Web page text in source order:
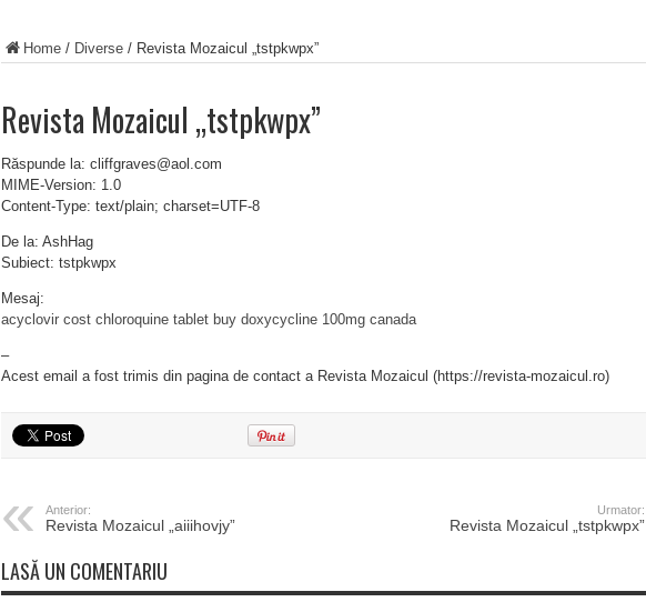
Home / Diverse / Revista Mozaicul „tstpkwpx”
Revista Mozaicul „tstpkwpx”
Răspunde la: cliffgraves@aol.com
MIME-Version: 1.0
Content-Type: text/plain; charset=UTF-8
De la: AshHag
Subiect: tstpkwpx
Mesaj:
acyclovir cost chloroquine tablet buy doxycycline 100mg canada
–
Acest email a fost trimis din pagina de contact a Revista Mozaicul (https://revista-mozaicul.ro)
Anterior:
Revista Mozaicul „aiiihovjy”
Urmator:
Revista Mozaicul „tstpkwpx”
LASĂ UN COMENTARIU